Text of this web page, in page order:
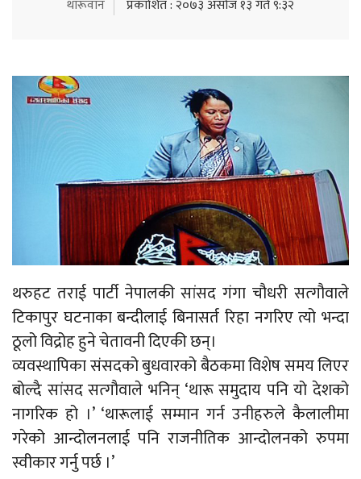
थारूवान प्रकाशित : २०७३ असोज १३ गते ९:३२
थरुहट तराई पार्टी नेपालकी सांसद गंगा चौधरी सत्गौवाले
टिकापुर घटनाका बन्दीलाई बिनासर्त रिहा नगरिए त्यो भन्दा
ठूलो विद्रोह हुने चेतावनी दिएकी छन्।
व्यवस्थापिका संसदको बुधवारको बैठकमा विशेष समय लिएर
बोल्दै सांसद सत्गौवाले भनिन् ‘थारू समुदाय पनि यो देशको
नागरिक हो ।’ ‘थारूलाई सम्मान गर्न उनीहरुले कैलालीमा
गरेको आन्दोलनलाई पनि राजनीतिक आन्दोलनको रुपमा
स्वीकार गर्नु पर्छ ।’